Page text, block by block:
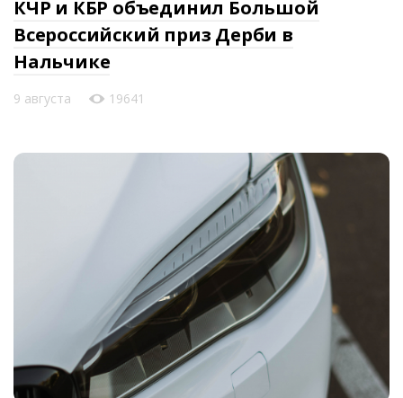
КЧР и КБР объединил Большой
Всероссийский приз Дерби в
Нальчике
9 августа 19641